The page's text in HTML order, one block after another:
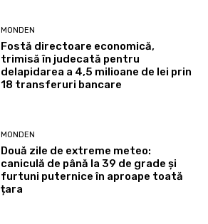
MONDEN
Fostă directoare economică,
trimisă în judecată pentru
delapidarea a 4,5 milioane de lei prin
18 transferuri bancare
MONDEN
Două zile de extreme meteo:
caniculă de până la 39 de grade și
furtuni puternice în aproape toată
țara